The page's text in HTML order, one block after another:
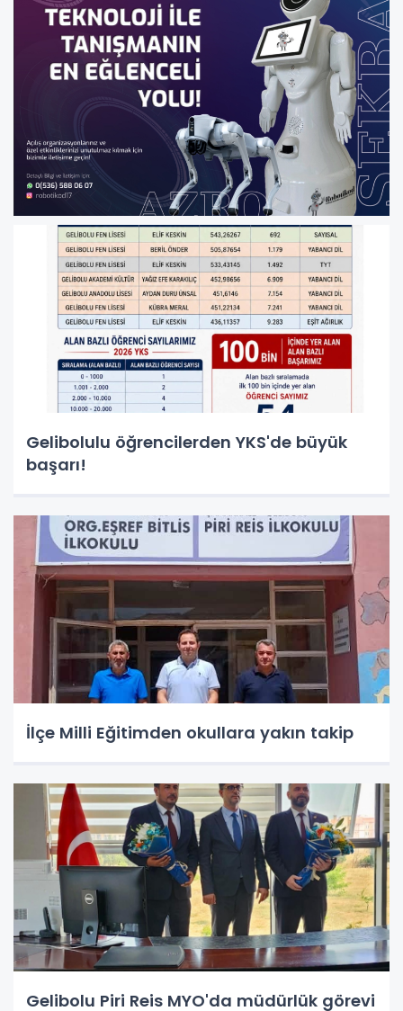
Gelibolulu öğrencilerden YKS'de büyük
başarı!
İlçe Milli Eğitimden okullara yakın takip
Gelibolu Piri Reis MYO'da müdürlük görevi